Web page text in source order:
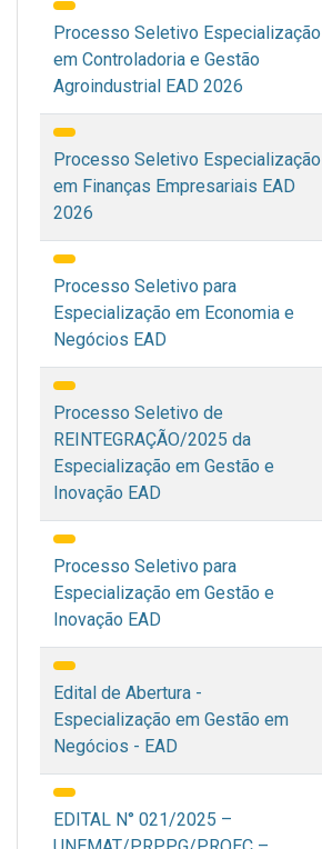
Processo Seletivo Especialização
em Controladoria e Gestão
Agroindustrial EAD 2026
Processo Seletivo Especialização
em Finanças Empresariais EAD
2026
Processo Seletivo para
Especialização em Economia e
Negócios EAD
Processo Seletivo de
REINTEGRAÇÃO/2025 da
Especialização em Gestão e
Inovação EAD
Processo Seletivo para
Especialização em Gestão e
Inovação EAD
Edital de Abertura -
Especialização em Gestão em
Negócios - EAD
EDITAL N° 021/2025 –